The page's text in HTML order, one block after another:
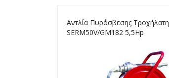
Aντλία Πυρόσβεσης Τροχήλατη
SERM50V/GM182 5,5Ηp